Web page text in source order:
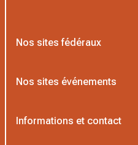
Nos sites fédéraux
Nos sites événements
Informations et contact